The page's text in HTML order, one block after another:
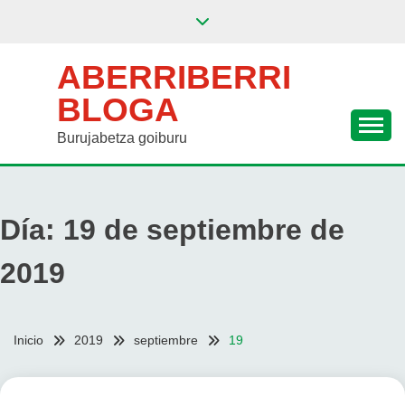
ABERRIBERRI
BLOGA
Burujabetza goiburu
Día: 19 de septiembre de
2019
Inicio 2019 septiembre 19